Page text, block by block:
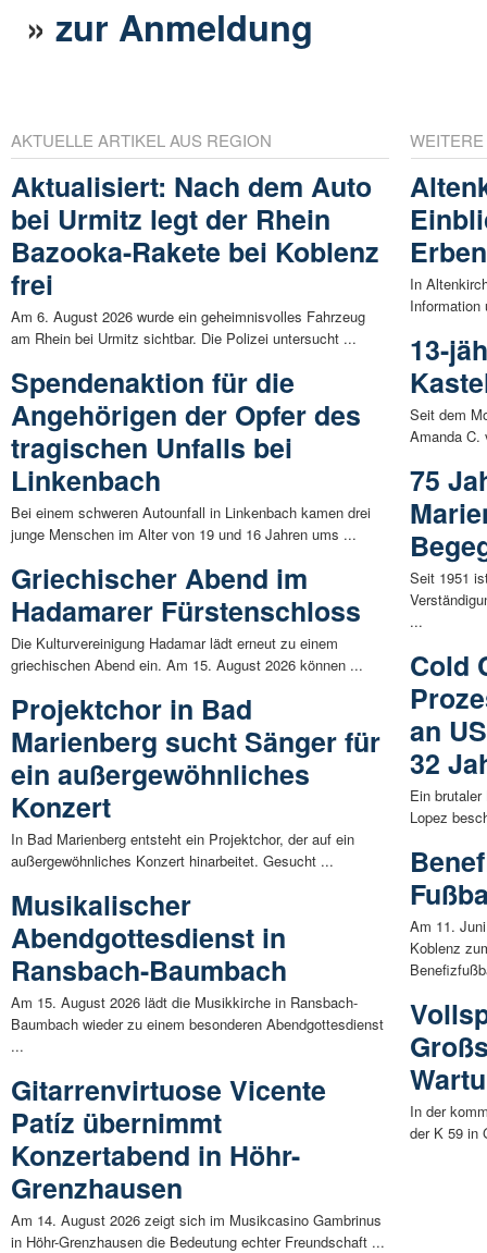
»zur Anmeldung
AKTUELLE ARTIKEL AUS REGION
Aktualisiert: Nach dem Auto
bei Urmitz legt der Rhein
Bazooka-Rakete bei Koblenz
frei
Am 6. August 2026 wurde ein geheimnisvolles Fahrzeug
am Rhein bei Urmitz sichtbar. Die Polizei untersucht ...
Spendenaktion für die
Angehörigen der Opfer des
tragischen Unfalls bei
Linkenbach
Bei einem schweren Autounfall in Linkenbach kamen drei
junge Menschen im Alter von 19 und 16 Jahren ums ...
Griechischer Abend im
Hadamarer Fürstenschloss
Die Kulturvereinigung Hadamar lädt erneut zu einem
griechischen Abend ein. Am 15. August 2026 können ...
Projektchor in Bad
Marienberg sucht Sänger für
ein außergewöhnliches
Konzert
In Bad Marienberg entsteht ein Projektchor, der auf ein
außergewöhnliches Konzert hinarbeitet. Gesucht ...
Musikalischer
Abendgottesdienst in
Ransbach-Baumbach
Am 15. August 2026 lädt die Musikkirche in Ransbach-
Baumbach wieder zu einem besonderen Abendgottesdienst
...
Gitarrenvirtuose Vicente
Patíz übernimmt
Konzertabend in Höhr-
Grenzhausen
Am 14. August 2026 zeigt sich im Musikcasino Gambrinus
in Höhr-Grenzhausen die Bedeutung echter Freundschaft ...
In
Information
13-
Seit dem
Amanda C.
75
Seit 1951
...
Cold
an
32
Ein
Lopez
Am 11.
Koblenz
In der
der K 59 in